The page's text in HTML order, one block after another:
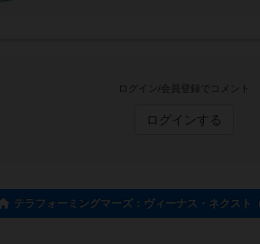
ログイン/会員登録でコメント
ログインする
テラフォーミングマーズ：ヴィーナス・ネクスト